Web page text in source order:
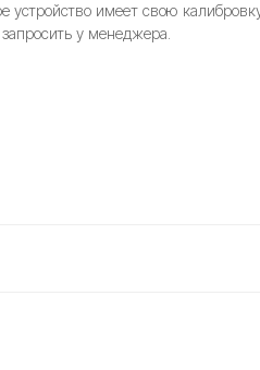
устройство имеет свою
у менеджера.